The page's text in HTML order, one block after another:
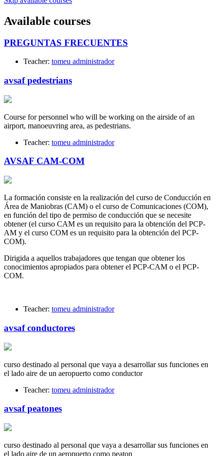
Available courses
PREGUNTAS FRECUENTES
Teacher: tomeu administrador
avsaf pedestrians
Course for personnel who will be working on the airside of an
airport, manoeuvring area, as pedestrians.
Teacher: tomeu administrador
AVSAF CAM-COM
La formación consiste en la realización del curso de Conducción en
Área de Maniobras (CAM) o el curso de Comunicaciones (COM),
en función del tipo de permiso de conducción que se necesite
obtener (el curso CAM es un requisito para la obtención del PCP-
AM y el curso COM es un requisito para la obtención del PCP-
COM).
Dirigida a aquellos trabajadores que tengan que obtener los
conocimientos apropiados para obtener el PCP-CAM o el PCP-
COM.
Teacher: tomeu administrador
avsaf conductores
curso destinado al personal que vaya a desarrollar sus funciones en
el lado aire de un aeropuerto como conductor
Teacher: tomeu administrador
avsaf peatones
curso destinado al personal que vaya a desarrollar sus funciones en
el lado aire de un aeropuerto como peaton